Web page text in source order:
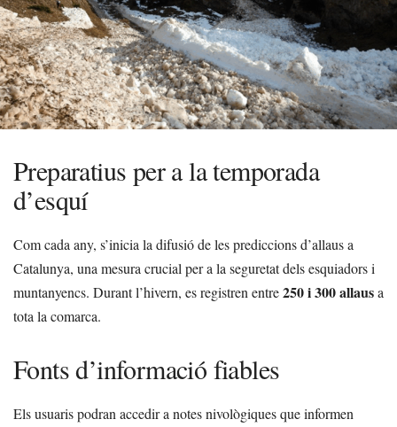
Preparatius per a la temporada
d’esquí
Com cada any, s’inicia la difusió de les prediccions d’allaus a
Catalunya, una mesura crucial per a la seguretat dels esquiadors i
muntanyencs. Durant l’hivern, es registren entre250 i 300 allausa
tota la comarca.
Fonts d’informació fiables
Els usuaris podran accedir a notes nivològiques que informen